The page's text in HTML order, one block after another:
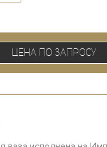
Цена по запросу